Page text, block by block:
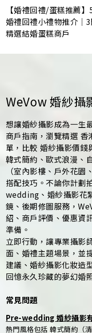
【婚禮回禮/蛋糕推薦】
婚禮回禮小禮物推介｜3
精選結婚蛋糕商戶
WeVow 婚紗攝
想讓婚紗攝影成為一生
商戶指南，瀏覽精選
單，比較 婚紗攝影價
韓式簡約、歐式浪漫、
（室內影樓、戶外花
搭配技巧。不論你計劃
wedding、婚紗攝影花
鏡、後期修圖服務，
紹、商戶評價、優惠資
準備。
立即行動，讓專業攝影
面、婚禮主題場景，並
建議、婚紗攝影化妝造
回憶永久珍藏的夢幻婚
常見問題
Pre-wedding 婚紗攝影
熱門風格包括 韓式簡約（